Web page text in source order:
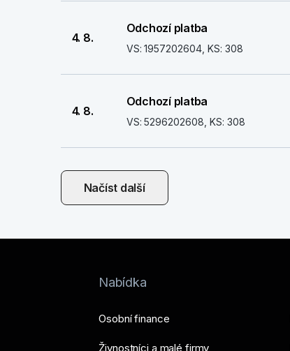
4. 8.
Odchozí platba
VS: 1957202604, KS: 308
4. 8.
Odchozí platba
VS: 5296202608, KS: 308
Načíst další
Nabídka
Osobní finance
Živnostníci a malé firmy